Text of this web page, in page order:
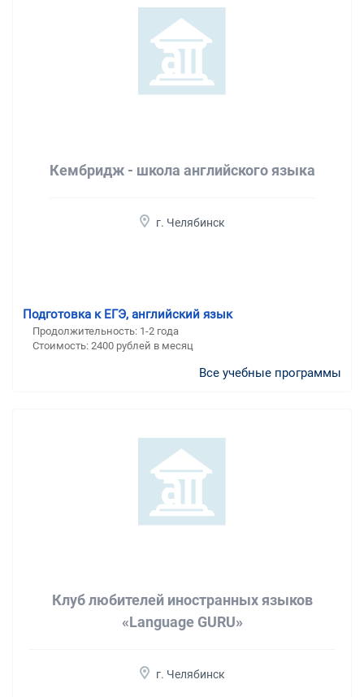
Кембридж - школа английского языка
г. Челябинск
Подготовка к ЕГЭ, английский язык
Продолжительность: 1-2 года
Стоимость: 2400 рублей в месяц
Все учебные программы
Клуб любителей иностранных языков
«Language GURU»
г. Челябинск